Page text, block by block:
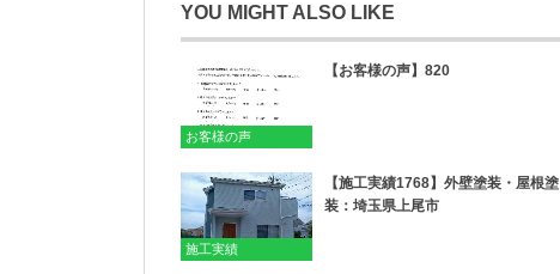
YOU MIGHT ALSO LIKE
お客様の声
【お客様の声】820
施工実績
【施工実績1768】外壁塗装・屋根塗
装：埼玉県上尾市